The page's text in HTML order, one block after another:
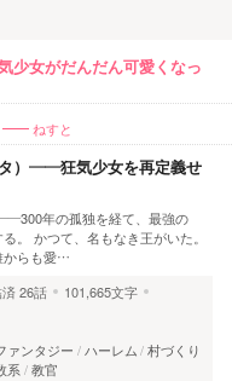
少女がだんだん可愛くなっ
ねすと
）――狂気少女を再定義せ
年の孤独を経て、最強の
。 かつて、名もなき王がいた。
からも愛…
26話
101,665文字
ァンタジー ハーレム 村づくり
系 教官